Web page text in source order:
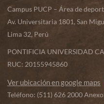
Campus PUCP – Área de
Av. Universitaria 1801, San
Lima 32, Perú
PONTIFICIA UNIVERSIDAD
RUC: 20155945860
Ver ubicación en google maps
Teléfono: (511) 626 2000